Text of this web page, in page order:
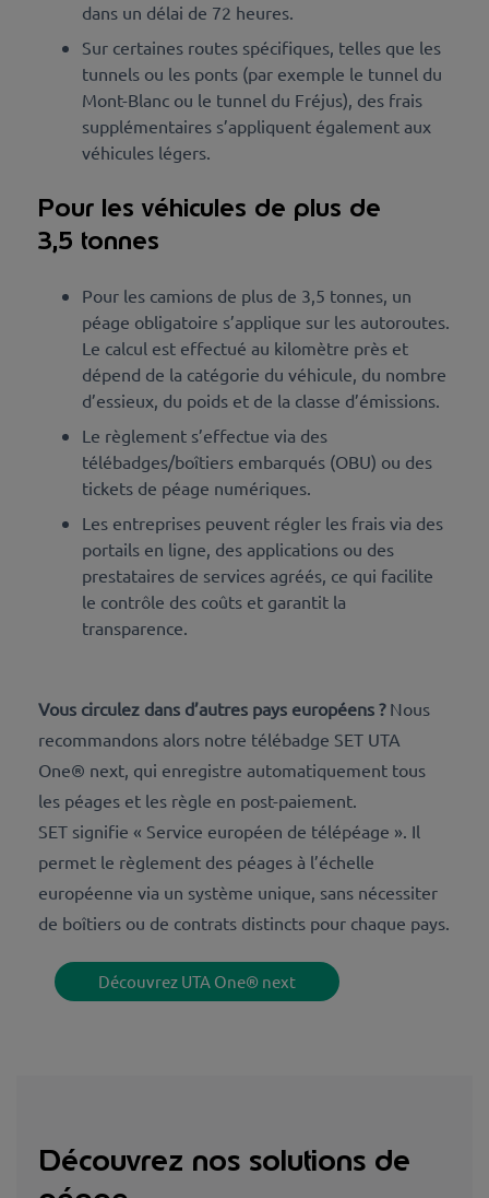
dans un délai de 72 heures.
Sur certaines routes spécifiques, telles que les
tunnels ou les ponts (par exemple le tunnel du
Mont-Blanc ou le tunnel du Fréjus), des frais
supplémentaires s’appliquent également aux
véhicules légers.
Pour les véhicules de plus de
3,5 tonnes
Pour les camions de plus de 3,5 tonnes, un
péage obligatoire s’applique sur les autoroutes.
Le calcul est effectué au kilomètre près et
dépend de la catégorie du véhicule, du nombre
d’essieux, du poids et de la classe d’émissions.
Le règlement s’effectue via des
télébadges/boîtiers embarqués (OBU) ou des
tickets de péage numériques.
Les entreprises peuvent régler les frais via des
portails en ligne, des applications ou des
prestataires de services agréés, ce qui facilite
le contrôle des coûts et garantit la
transparence.
Vous circulez dans d’autres pays européens ? Nous
recommandons alors notre télébadge SET UTA
One® next, qui enregistre automatiquement tous
les péages et les règle en post-paiement.
SET signifie « Service européen de télépéage ». Il
permet le règlement des péages à l’échelle
européenne via un système unique, sans nécessiter
de boîtiers ou de contrats distincts pour chaque pays.
Découvrez UTA One® next
Découvrez nos solutions de